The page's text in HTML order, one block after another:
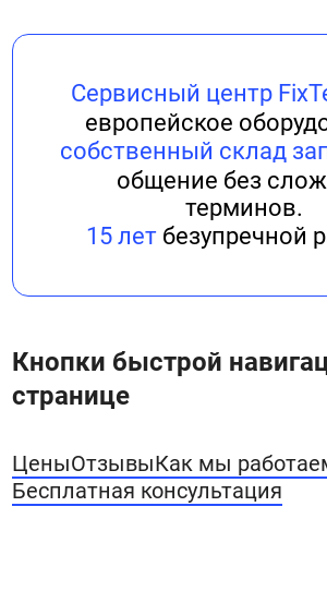
Сервисный центр
европейское
собственный склад
общение без
терминов.
15 летбезупречной
Кнопки быстрой
странице
ЦеныОтзывыКак мы
Бесплатная консультация